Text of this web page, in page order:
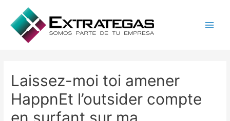
Laissez-moi toi amener
HappnEt l’outsider compte